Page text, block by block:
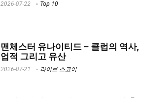
2026-07-22 Top 10
맨체스터 유나이티드 – 클럽의 역사,
업적 그리고 유산
2026-07-21 라이브 스코어